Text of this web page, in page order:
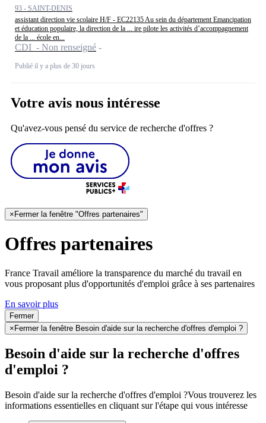
93 - SAINT-DENIS
assistant direction vie scolaire H/F - EC22135 Au sein du département Emancipation
et éducation populaire, la direction de la ... ire pilote les activités d’accompagnement
de la ... école en...
CDI - Non renseigné
Publié il y a plus de 30 jours
Votre avis nous intéresse
Qu'avez-vous pensé du service de recherche d'offres ?
×Fermer la fenêtre "Offres partenaires"
Offres partenaires
France Travail améliore la transparence du marché du travail en
vous proposant plus d'opportunités d'emploi grâce à ses partenaires
En savoir plus
Fermer
×Fermer la fenêtre Besoin d'aide sur la recherche d'offres d'emploi ?
Besoin d'aide sur la recherche d'offres
d'emploi ?
Besoin d'aide sur la recherche d'offres d'emploi ?Vous trouverez les
informations essentielles en cliquant sur l'étape qui vous intéresse